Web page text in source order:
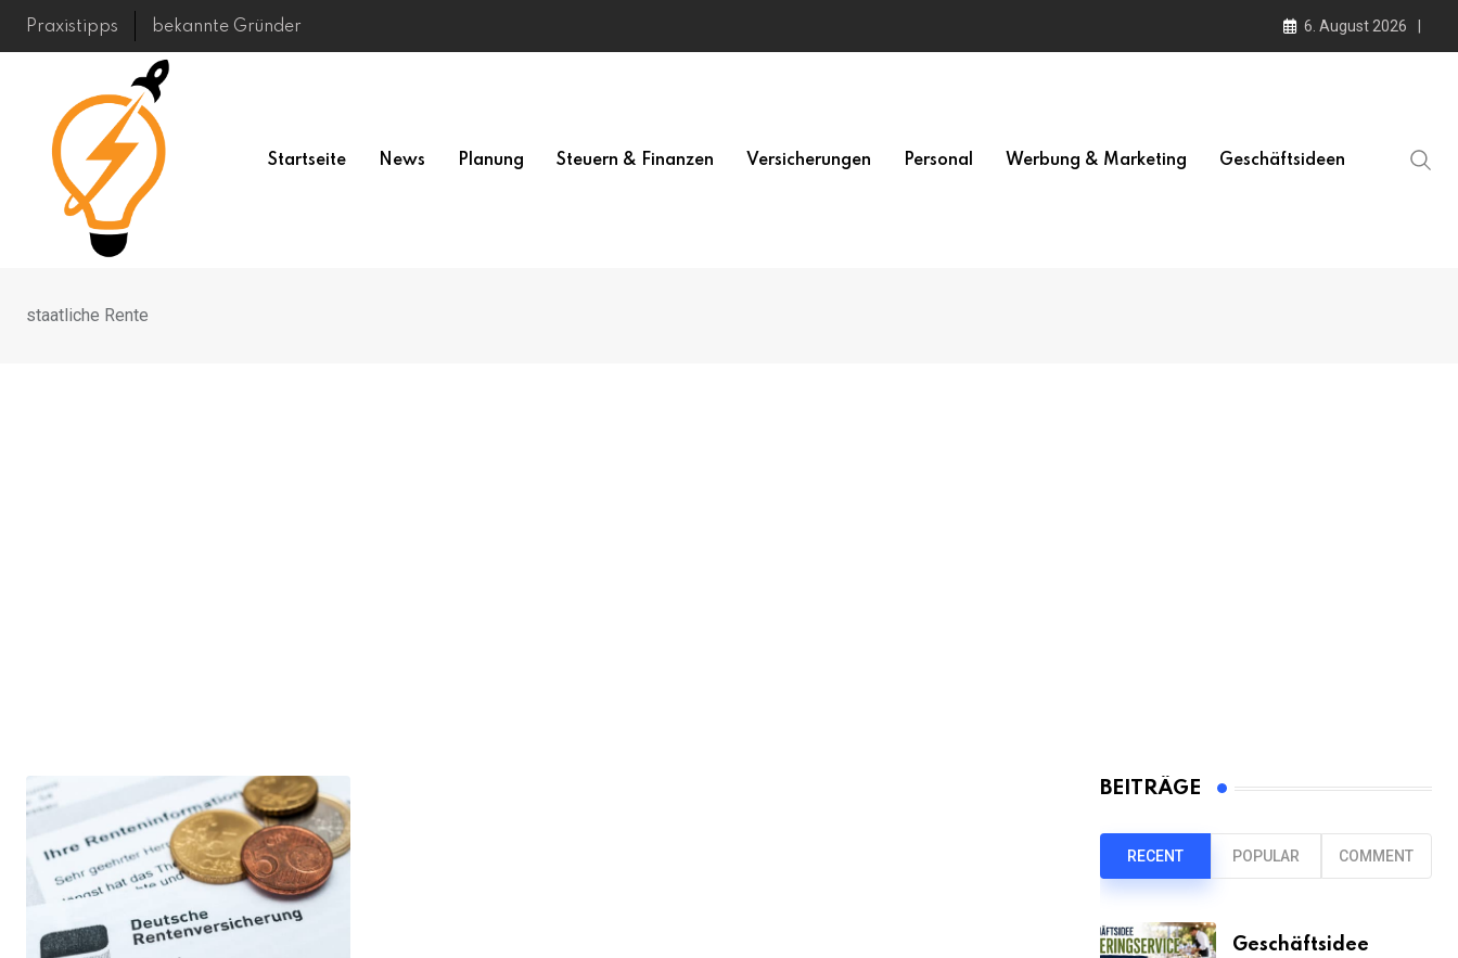
Skip
Praxistipps bekannte Gründer 6. August 2026
Startseite News Planung Steuern & Finanzen Versicherungen Personal Werbung & Marketing Geschäftsideen
staatliche Rente
BEITRÄGE
RECENT POPULAR COMMENT
Geschäftsidee